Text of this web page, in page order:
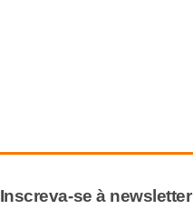
Inscreva-se à newsletter